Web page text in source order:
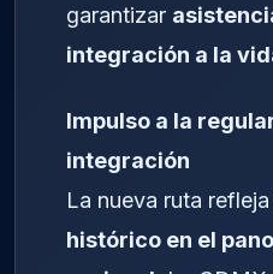
garantizar
integración a la
Impulso a la
integración
La nueva ruta refleja
histórico en el